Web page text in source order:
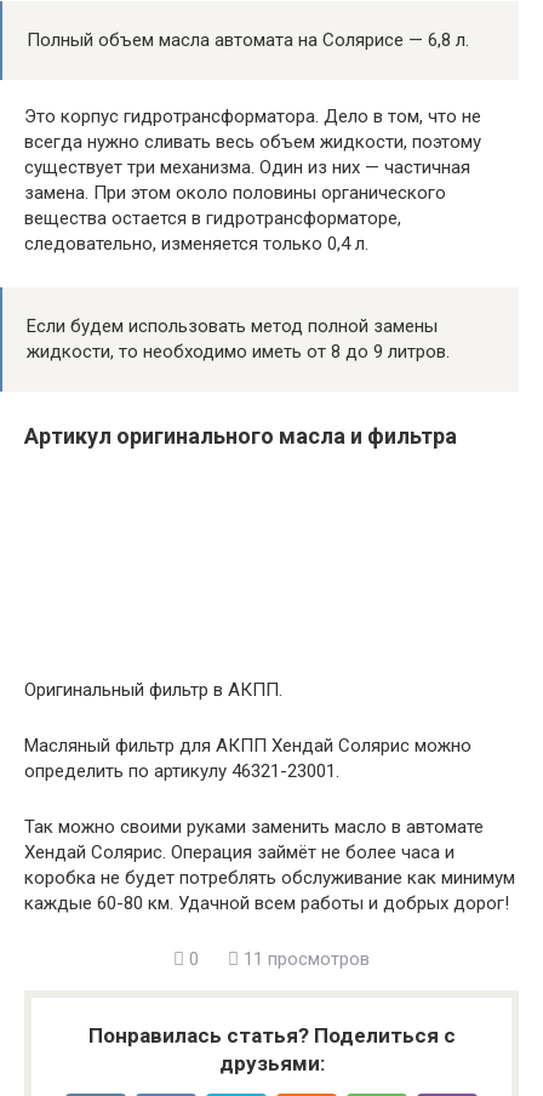
Полный объем масла автомата на Солярисе — 6,8 л.
Это корпус гидротрансформатора. Дело в том, что не
всегда нужно сливать весь объем жидкости, поэтому
существует три механизма. Один из них — частичная
замена. При этом около половины органического
вещества остается в гидротрансформаторе,
следовательно, изменяется только 0,4 л.
Если будем использовать метод полной замены
жидкости, то необходимо иметь от 8 до 9 литров.
Артикул оригинального масла и фильтра
Оригинальный фильтр в АКПП.
Масляный фильтр для АКПП Хендай Солярис можно
определить по артикулу 46321-23001.
Так можно своими руками заменить масло в автомате
Хендай Солярис. Операция займёт не более часа и
коробка не будет потреблять обслуживание как минимум
каждые 60-80 км. Удачной всем работы и добрых дорог!
0 11 просмотров
Понравилась статья? Поделиться с
друзьями: